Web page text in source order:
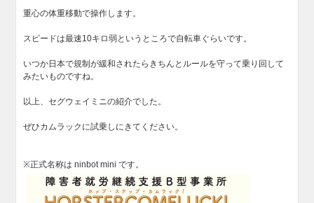
重心の体重移動で操作します。
スピードは最速10キロ弱というところで自転車ぐらいです。
いつか日本で規制が緩和されたらきちんとルールを守って乗り回して
みたいものですね。
以上、セグウェイミニの紹介でした。
ぜひカムラックに試乗しにきてください。
※正式名称は ninbot mini です。